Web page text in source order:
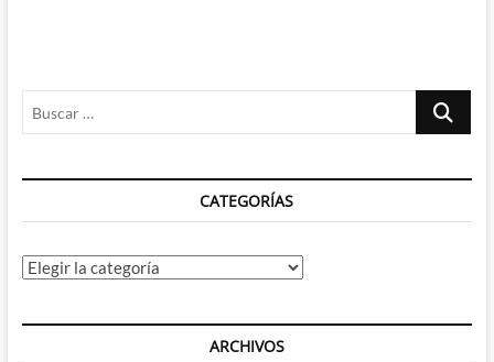
Buscar
CATEGORÍAS
Categorías
ARCHIVOS